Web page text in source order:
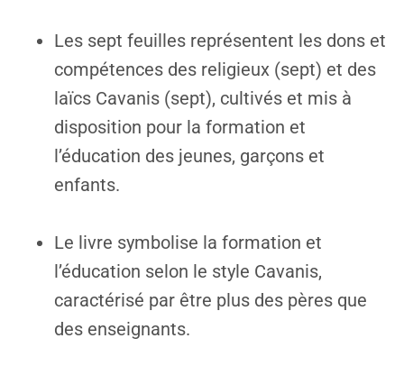
Les sept feuilles représentent les dons et
compétences des religieux (sept) et des
laïcs Cavanis (sept), cultivés et mis à
disposition pour la formation et
l’éducation des jeunes, garçons et
enfants.
Le livre symbolise la formation et
l’éducation selon le style Cavanis,
caractérisé par être plus des pères que
des enseignants.